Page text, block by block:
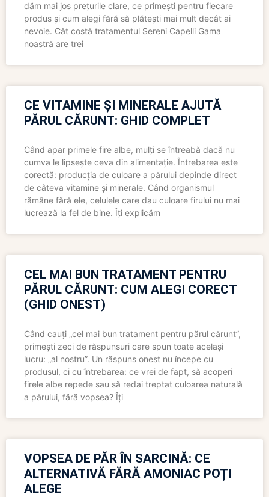
dăm mai jos prețurile clare, ce primești pentru fiecare
produs și cum alegi fără să plătești mai mult decât ai
nevoie. Cât costă tratamentul Sereni Capelli Gama
noastră are trei
CE VITAMINE ȘI MINERALE AJUTĂ
PĂRUL CĂRUNT: GHID COMPLET
Când apar primele fire albe, mulți se întreabă dacă nu
cumva le lipsește ceva din alimentație. Întrebarea este
corectă: producția de culoare a părului depinde direct
de câteva vitamine și minerale. Când organismul
rămâne fără ele, celulele care dau culoare firului nu mai
lucrează la fel de bine. Îți explicăm
CEL MAI BUN TRATAMENT PENTRU
PĂRUL CĂRUNT: CUM ALEGI CORECT
(GHID ONEST)
Când cauți „cel mai bun tratament pentru părul cărunt”,
primești zeci de răspunsuri care spun toate același
lucru: „al nostru”. Un răspuns onest nu începe cu
produsul, ci cu întrebarea: ce vrei de fapt, să acoperi
firele albe repede sau să redai treptat culoarea naturală
a părului, fără vopsea? Îți
VOPSEA DE PĂR ÎN SARCINĂ: CE
ALTERNATIVĂ FĂRĂ AMONIAC POȚI
ALEGE